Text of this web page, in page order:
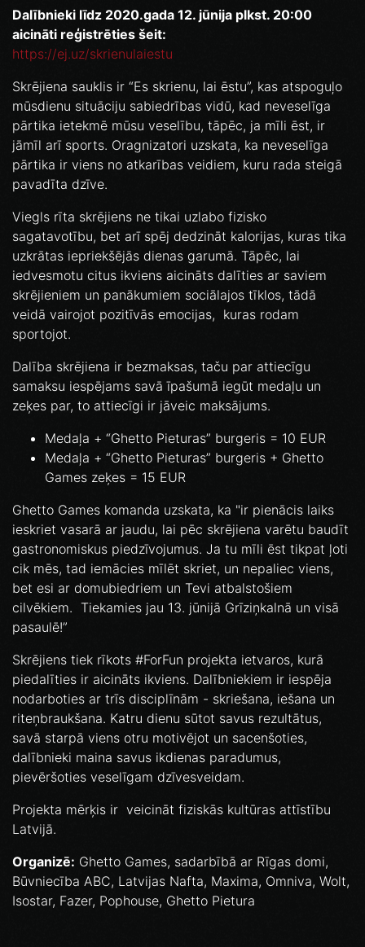
Dalībnieki līdz 2020.gada 12. jūnija plkst. 20:00
aicināti reģistrēties šeit:
https://ej.uz/skrienulaiestu
Skrējiena sauklis ir “Es skrienu, lai ēstu”, kas atspoguļo
mūsdienu situāciju sabiedrības vidū, kad neveselīga
pārtika ietekmē mūsu veselību, tāpēc, ja mīli ēst, ir
jāmīl arī sports. Oragnizatori uzskata, ka neveselīga
pārtika ir viens no atkarības veidiem, kuru rada steigā
pavadīta dzīve.
Viegls rīta skrējiens ne tikai uzlabo fizisko
sagatavotību, bet arī spēj dedzināt kalorijas, kuras tika
uzkrātas iepriekšējās dienas garumā. Tāpēc, lai
iedvesmotu citus ikviens aicināts dalīties ar saviem
skrējieniem un panākumiem sociālajos tīklos, tādā
veidā vairojot pozitīvās emocijas, kuras rodam
sportojot.
Dalība skrējiena ir bezmaksas, taču par attiecīgu
samaksu iespējams savā īpašumā iegūt medaļu un
zeķes par, to attiecīgi ir jāveic maksājums.
Medaļa + “Ghetto Pieturas” burgeris = 10 EUR
Medaļa + “Ghetto Pieturas” burgeris + Ghetto
Games zeķes = 15 EUR
Ghetto Games komanda uzskata, ka "ir pienācis laiks
ieskriet vasarā ar jaudu, lai pēc skrējiena varētu baudīt
gastronomiskus piedzīvojumus. Ja tu mīli ēst tikpat ļoti
cik mēs, tad iemācies mīlēt skriet, un nepaliec viens,
bet esi ar domubiedriem un Tevi atbalstošiem
cilvēkiem. Tiekamies jau 13. jūnijā Grīziņkalnā un visā
pasaulē!”
Skrējiens tiek rīkots #ForFun projekta ietvaros, kurā
piedalīties ir aicināts ikviens. Dalībniekiem ir iespēja
nodarboties ar trīs disciplīnām - skriešana, iešana un
riteņbraukšana. Katru dienu sūtot savus rezultātus,
savā starpā viens otru motivējot un sacenšoties,
dalībnieki maina savus ikdienas paradumus,
pievēršoties veselīgam dzīvesveidam.
Projekta mērķis ir veicināt fiziskās kultūras attīstību
Latvijā.
Organizē: Ghetto Games, sadarbībā ar Rīgas domi,
Būvniecība ABC, Latvijas Nafta, Maxima, Omniva, Wolt,
Isostar, Fazer, Pophouse, Ghetto Pietura